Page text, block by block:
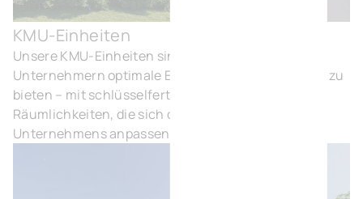
KMU-Einheiten
Unsere KMU-Einheiten sind darauf ausgelegt,
Unternehmern optimale Entfaltungsmöglichkeiten zu
bieten – mit schlüsselfertigen, flexiblen
Räumlichkeiten, die sich den Bedürfnissen ihres
Unternehmens anpassen.